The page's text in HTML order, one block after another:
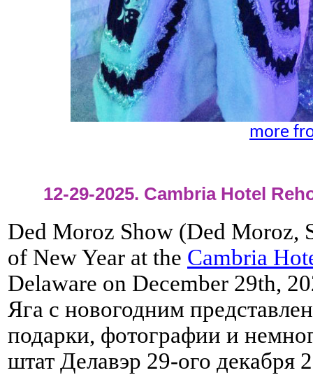
more
12-29-2025. Cambria Hotel
Ded Moroz Show (Ded Moroz,
of New Year at the Cambria
Delaware on December 29th,
Яга с новогодним
подарки, фотографии и
штат Делавэр 29-ого декабря